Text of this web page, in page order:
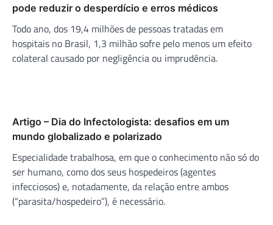
pode reduzir o desperdício e erros médicos
Todo ano, dos 19,4 milhões de pessoas tratadas em
hospitais no Brasil, 1,3 milhão sofre pelo menos um efeito
colateral causado por negligência ou imprudência.
Artigo – Dia do Infectologista: desafios em um
mundo globalizado e polarizado
Especialidade trabalhosa, em que o conhecimento não só do
ser humano, como dos seus hospedeiros (agentes
infecciosos) e, notadamente, da relação entre ambos
(“parasita/hospedeiro”), é necessário.